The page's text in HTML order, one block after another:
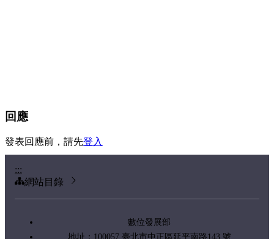
回應
發表回應前，請先登入
:::
網站目錄
數位發展部
地址：100057 臺北市中正區延平南路143 號